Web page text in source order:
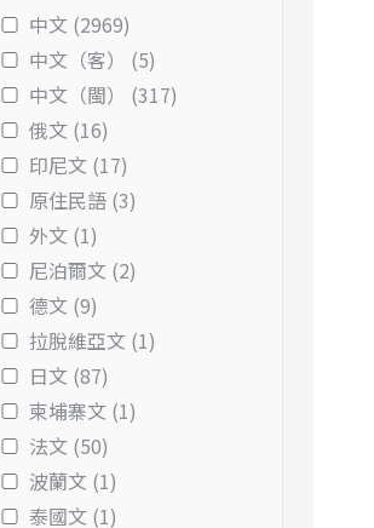
中文 (2969)
中文（客） (5)
中文（閩） (317)
俄文 (16)
印尼文 (17)
原住民語 (3)
外文 (1)
尼泊爾文 (2)
德文 (9)
拉脫維亞文 (1)
日文 (87)
柬埔寨文 (1)
法文 (50)
波蘭文 (1)
泰國文 (1)